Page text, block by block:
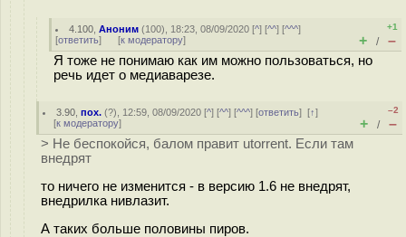
4.100 ,Аноним (100), 18:23, 08/09/2020 [^] [^^] [^^^]
[ответить] [к модератору]
+1
+ / –
Я тоже не понимаю как им можно пользоваться, но
речь идет о медиаварезе.
3.90 ,пох. (?), 12:59, 08/09/2020 [^] [^^] [^^^] [ответить][↑]
[к модератору]
–2
+ / –
> Не беспокойся, балом правит utorrent. Если там
внедрят
то ничего не изменится - в версию 1.6 не внедрят,
внедрилка нивлазит.
А таких больше половины пиров.